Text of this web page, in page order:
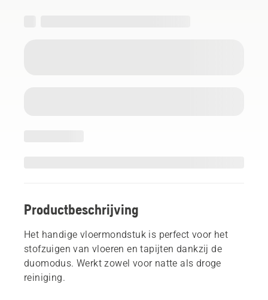
Productbeschrijving
Het handige vloermondstuk is perfect voor het
stofzuigen van vloeren en tapijten dankzij de
duomodus. Werkt zowel voor natte als droge
reiniging.